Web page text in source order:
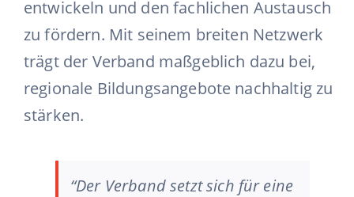
entwickeln und den fachlichen Austausch
zu fördern. Mit seinem breiten Netzwerk
trägt der Verband maßgeblich dazu bei,
regionale Bildungsangebote nachhaltig zu
stärken.
“Der Verband setzt sich für eine